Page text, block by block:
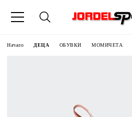
Начало ДЕЦА ОБУВКИ МОМИЧЕТА